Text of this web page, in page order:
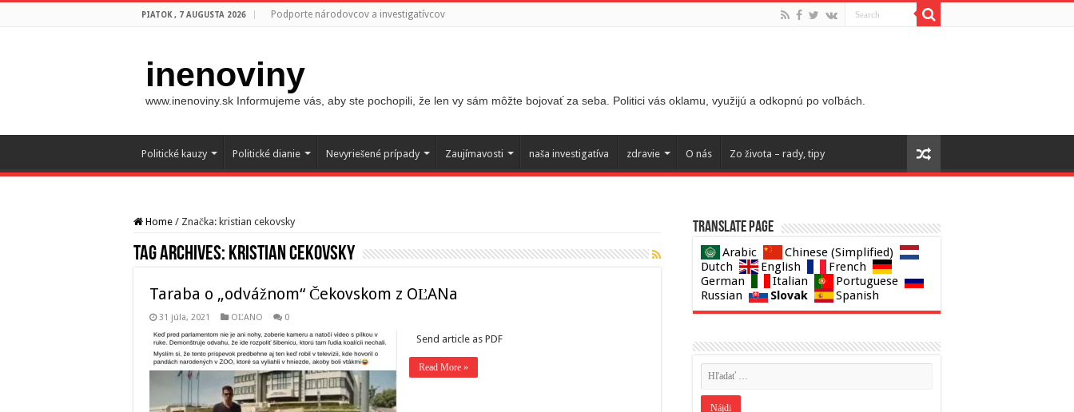
PIATOK , 7 AUGUSTA 2026 Podporte národovcov a investigatívcov
inenoviny
www.inenoviny.sk Informujeme vás, aby ste pochopili, že len vy sám môžte bojovať za seba. Politici vás oklamu, využijú a odkopnú po voľbách.
Politické kauzy Politické dianie Nevyriešené prípady Zaujímavosti naša investigatíva zdravie O nás Zo života – rady, tipy
Home / Značka: kristian cekovsky
Tag Archives: kristian cekovsky
Taraba o „odvážnom“ Čekovskom z OĽANa
31 júla, 2021 OĽANO 0
Send article as PDF
Read More »
Translate page
Arabic
Chinese (Simplified)
Dutch
English
French
German
Italian
Portuguese
Russian
Slovak Spanish